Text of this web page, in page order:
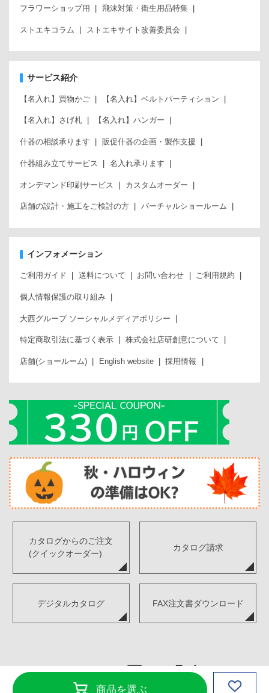
商品を選ぶ
フラワーショップ用 飛沫対策・衛生用品特集
ストエキコラム ストエキサイト改善委員会
サービス紹介
【名入れ】買物かご 【名入れ】ベルトパーティション
【名入れ】さげ札 【名入れ】ハンガー
什器の相談承ります 販促什器の企画・製作支援
什器組み立てサービス 名入れ承ります
オンデマンド印刷サービス カスタムオーダー
店舗の設計・施工をご検討の方 バーチャルショールーム
インフォメーション
ご利用ガイド 送料について お問い合わせ ご利用規約
個人情報保護の取り組み
大西グループ ソーシャルメディアポリシー
特定商取引法に基づく表示 株式会社店研創意について
店舗(ショールーム) English website 採用情報
カタログからのご注文
(クイックオーダー)
カタログ請求
デジタルカタログ FAX注文書ダウンロード